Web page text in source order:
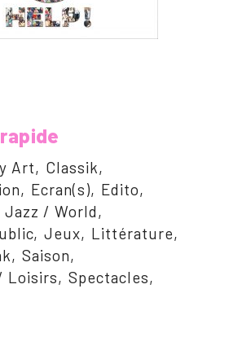
Art
Classik
Ecran(s)
Edito
Jazz / World
Jeux
Littérature
Saison
Loisirs
Spectacles